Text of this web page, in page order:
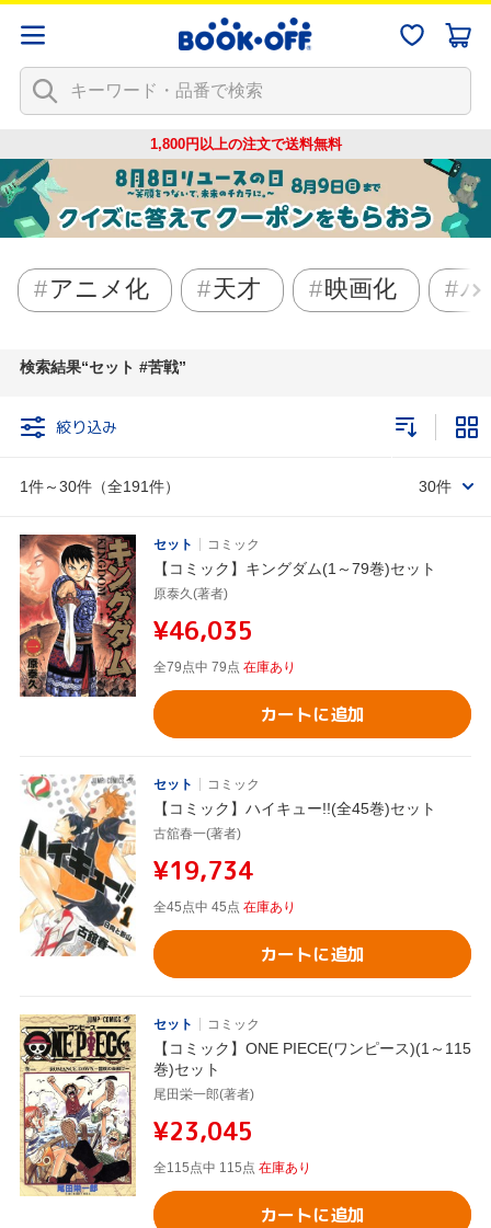
1,800円以上の注文で送料無料
アニメ化 天才 映画化 バ
検索結果 セット #苦戦
絞り込み
1件～30件（全191件） 30件
セット コミック
【コミック】キングダム(1～79巻)セット
原泰久(著者)
¥46,035
全79点中 79点 在庫あり
カートに追加
セット コミック
【コミック】ハイキュー!!(全45巻)セット
古舘春一(著者)
¥19,734
全45点中 45点 在庫あり
カートに追加
セット コミック
【コミック】ONE PIECE(ワンピース)(1～115
巻)セット
尾田栄一郎(著者)
¥23,045
全115点中 115点 在庫あり
カートに追加